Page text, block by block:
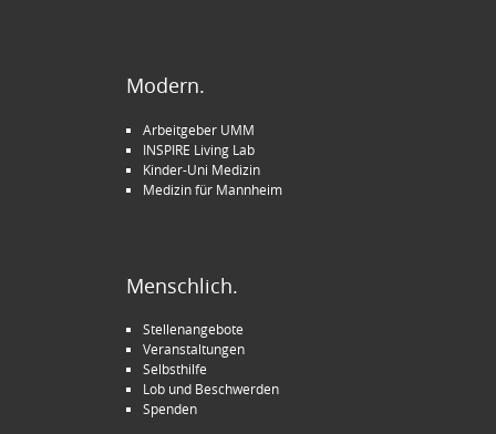
Modern.
Arbeitgeber UMM
INSPIRE Living Lab
Kinder-Uni Medizin
Medizin für Mannheim
Menschlich.
Stellenangebote
Veranstaltungen
Selbsthilfe
Lob und Beschwerden
Spenden